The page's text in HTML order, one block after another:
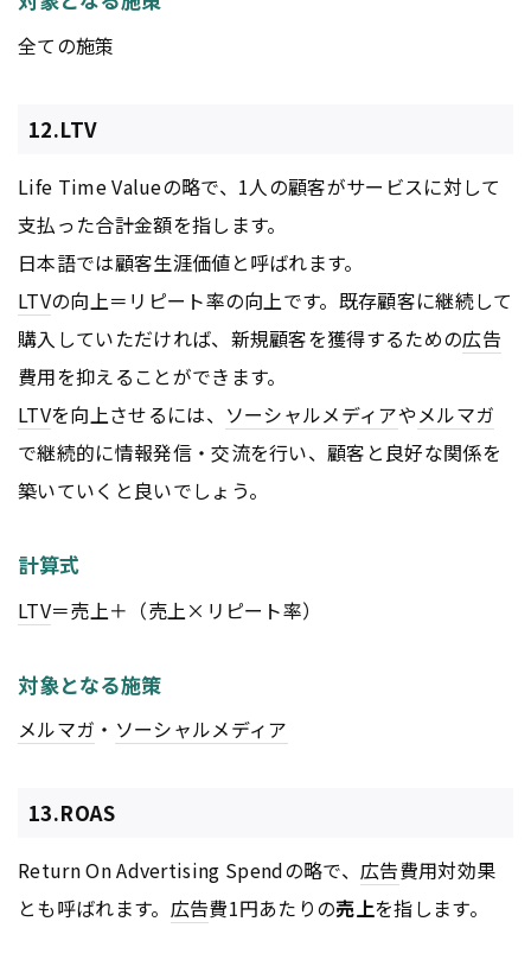
全ての施策
12.LTV
Life Time Valueの略で、1人の顧客がサービスに対して
支払った合計金額を指します。
日本語では顧客生涯価値と呼ばれます。
LTVの向上＝リピート率の向上です。既存顧客に継続して
購入していただければ、新規顧客を獲得するための広告
費用を抑えることができます。
LTVを向上させるには、 ソーシャルメディアやメルマガ
で継続的に情報発信・交流を行い、顧客と良好な関係を
築いていくと良いでしょう。
計算式
LTV＝売上＋（売上×リピート率）
対象となる施策
メルマガ ・ ソーシャルメディア
13.ROAS
Return On Advertising Spendの略で、 広告費用対効果
とも呼ばれます。 広告費1円あたりの売上を指します。